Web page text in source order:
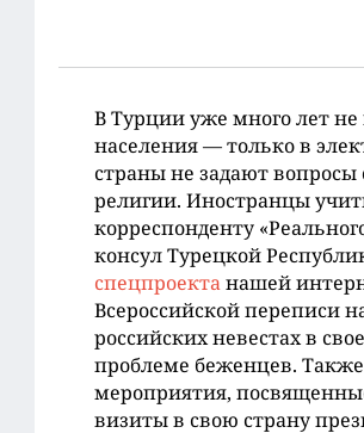
В Турции уже много лет
населения — только в
страны не задают
религии. Иностранцы
корреспонденту
консул Турецкой
спецпроектанашей
Всероссийской переписи
российских невестах в
проблеме беженцев.
мероприятия,
визиты в свою страну